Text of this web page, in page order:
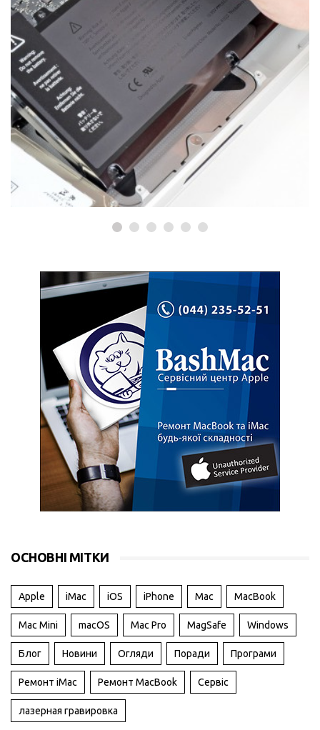
СЕРВІСНИЙ ЦЕНТР APPLE
Відновлення даних з жорсткого
диску, флешки, SD
ОСНОВНІ МІТКИ
Apple iMac iOS iPhone Mac MacBook
Mac Mini macOS Mac Pro MagSafe Windows
Блог Новини Огляди Поради Програми
Ремонт iMac Ремонт MacBook Сервіс
лазерная гравировка